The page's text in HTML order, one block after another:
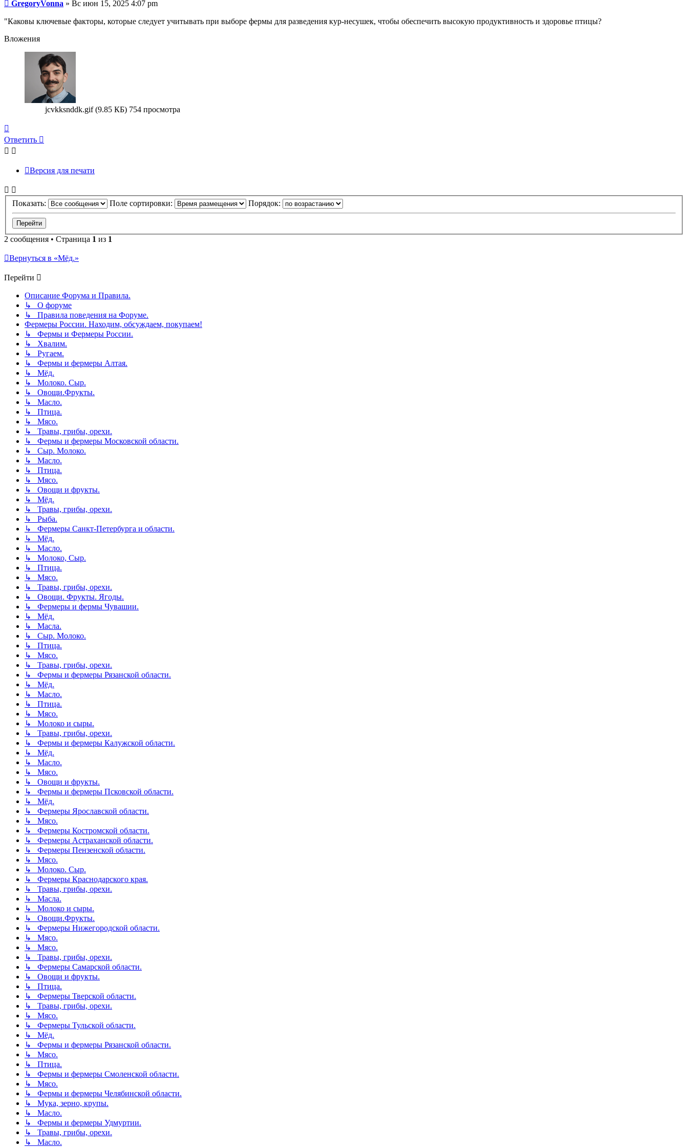
GregoryVonna » Вс июн 15, 2025 4:07 pm
"Каковы ключевые факторы, которые следует учитывать при выборе фермы для разведения кур-несушек, чтобы обеспечить высокую продуктивность и здоровье птицы?
Вложения
jcvkksnddk.gif (9.85 КБ) 754 просмотра
к
началу
Ответить
Версия для печати
Показать: Поле сортировки: Порядок:
2 сообщения • Страница 1 из 1
Вернуться в «Мёд.»
Перейти
Описание Форума и Правила.
↳ О форуме
↳ Правила поведения на Форуме.
Фермеры России. Находим, обсуждаем, покупаем!
↳ Фермы и Фермеры России.
↳ Хвалим.
↳ Ругаем.
↳ Фермы и фермеры Алтая.
↳ Мёд.
↳ Молоко. Сыр.
↳ Овощи.Фрукты.
↳ Масло.
↳ Птица.
↳ Мясо.
↳ Травы, грибы, орехи.
↳ Фермы и фермеры Московской области.
↳ Сыр. Молоко.
↳ Масло.
↳ Птица.
↳ Мясо.
↳ Овощи и фрукты.
↳ Мёд.
↳ Травы, грибы, орехи.
↳ Рыба.
↳ Фермеры Санкт-Петербурга и области.
↳ Мёд.
↳ Масло.
↳ Молоко, Сыр.
↳ Птица.
↳ Мясо.
↳ Травы, грибы, орехи.
↳ Овощи. Фрукты. Ягоды.
↳ Фермеры и фермы Чувашии.
↳ Мёд.
↳ Масла.
↳ Сыр. Молоко.
↳ Птица.
↳ Мясо.
↳ Травы, грибы, орехи.
↳ Фермы и фермеры Рязанской области.
↳ Мёд.
↳ Масло.
↳ Птица.
↳ Мясо.
↳ Молоко и сыры.
↳ Травы, грибы, орехи.
↳ Фермы и фермеры Калужской области.
↳ Мёд.
↳ Масло.
↳ Мясо.
↳ Овощи и фрукты.
↳ Фермы и фермеры Псковской области.
↳ Мёд.
↳ Фермеры Ярославской области.
↳ Мясо.
↳ Фермеры Костромской области.
↳ Фермеры Астраханской области.
↳ Фермеры Пензенской области.
↳ Мясо.
↳ Молоко. Сыр.
↳ Фермеры Краснодарского края.
↳ Травы, грибы, орехи.
↳ Масла.
↳ Молоко и сыры.
↳ Овощи.Фрукты.
↳ Фермеры Нижегородской области.
↳ Мясо.
↳ Мясо.
↳ Травы, грибы, орехи.
↳ Фермеры Самарской области.
↳ Овощи и фрукты.
↳ Птица.
↳ Фермеры Тверской области.
↳ Травы, грибы, орехи.
↳ Мясо.
↳ Фермеры Тульской области.
↳ Мёд.
↳ Фермы и фермеры Рязанской области.
↳ Мясо.
↳ Птица.
↳ Фермы и фермеры Смоленской области.
↳ Мясо.
↳ Фермы и фермеры Челябинской области.
↳ Мука, зерно, крупы.
↳ Масло.
↳ Фермы и фермеры Удмуртии.
↳ Травы, грибы, орехи.
↳ Масло.